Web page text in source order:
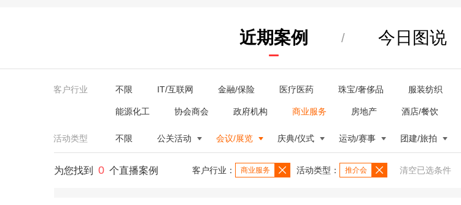
近期案例 / 今日图说
客户行业 不限 IT/互联网 金融/保险 医疗医药 珠宝/奢侈品 服装纺织
能源化工 协会商会 政府机构 商业服务 房地产 酒店/餐饮
活动类型 不限 公关活动 会议/展览 庆典/仪式 运动/赛事 团建/旅拍
为您找到 0 个直播案例 客户行业： 商业服务 活动类型： 推介会 清空已选条件